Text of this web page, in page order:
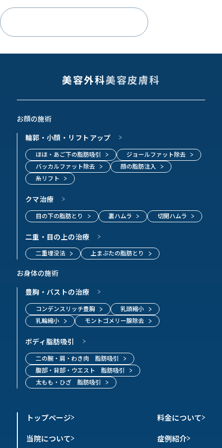
美容外科美容皮膚科
お顔の施術
輪郭・小顔・リフトアップ
ほほ・あご下の脂肪吸引
ジョールファット除去
バッカルファット除去
顔の脂肪注入
糸リフト
クマ治療
目の下の脂肪とり 裏ハムラ 切開ハムラ
二重・目の上の治療
二重埋没法 上まぶたの脂肪とり
お身体の施術
豊胸・バストの治療
コンデンスリッチ豊胸
乳頭縮小
乳輪縮小
モントゴメリー腺除去
ボディ脂肪吸引
二の腕・肩・わき肉 脂肪吸引
腹部・背部・ウエスト 脂肪吸引
太もも・ひざ 脂肪吸引
トップページ
当院について
料金について
症例紹介